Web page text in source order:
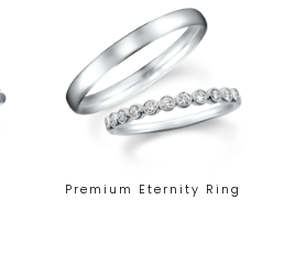
Premium Eternity Ring